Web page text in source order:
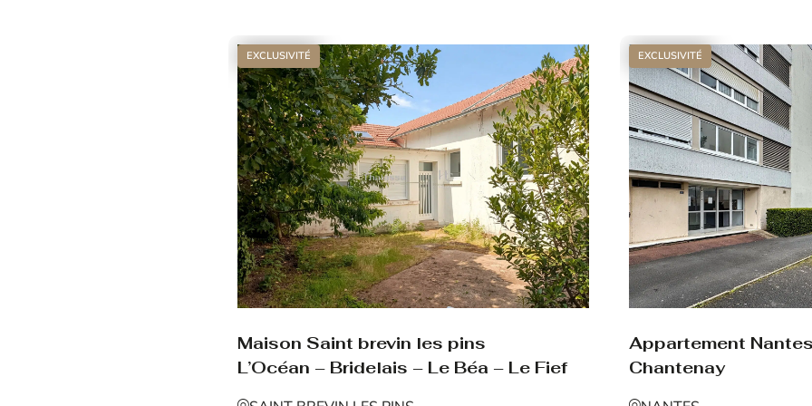
EXCLUSIVITÉ
Maison Saint brevin les pins
L’Océan – Bridelais – Le Béa – Le Fief
EXCLUSIVITÉ
Appartement
Chantenay